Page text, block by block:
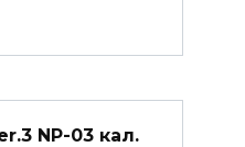
NP-03 кал.